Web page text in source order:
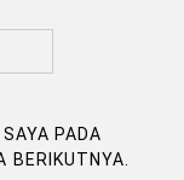
PADA
BERIKUTNYA.